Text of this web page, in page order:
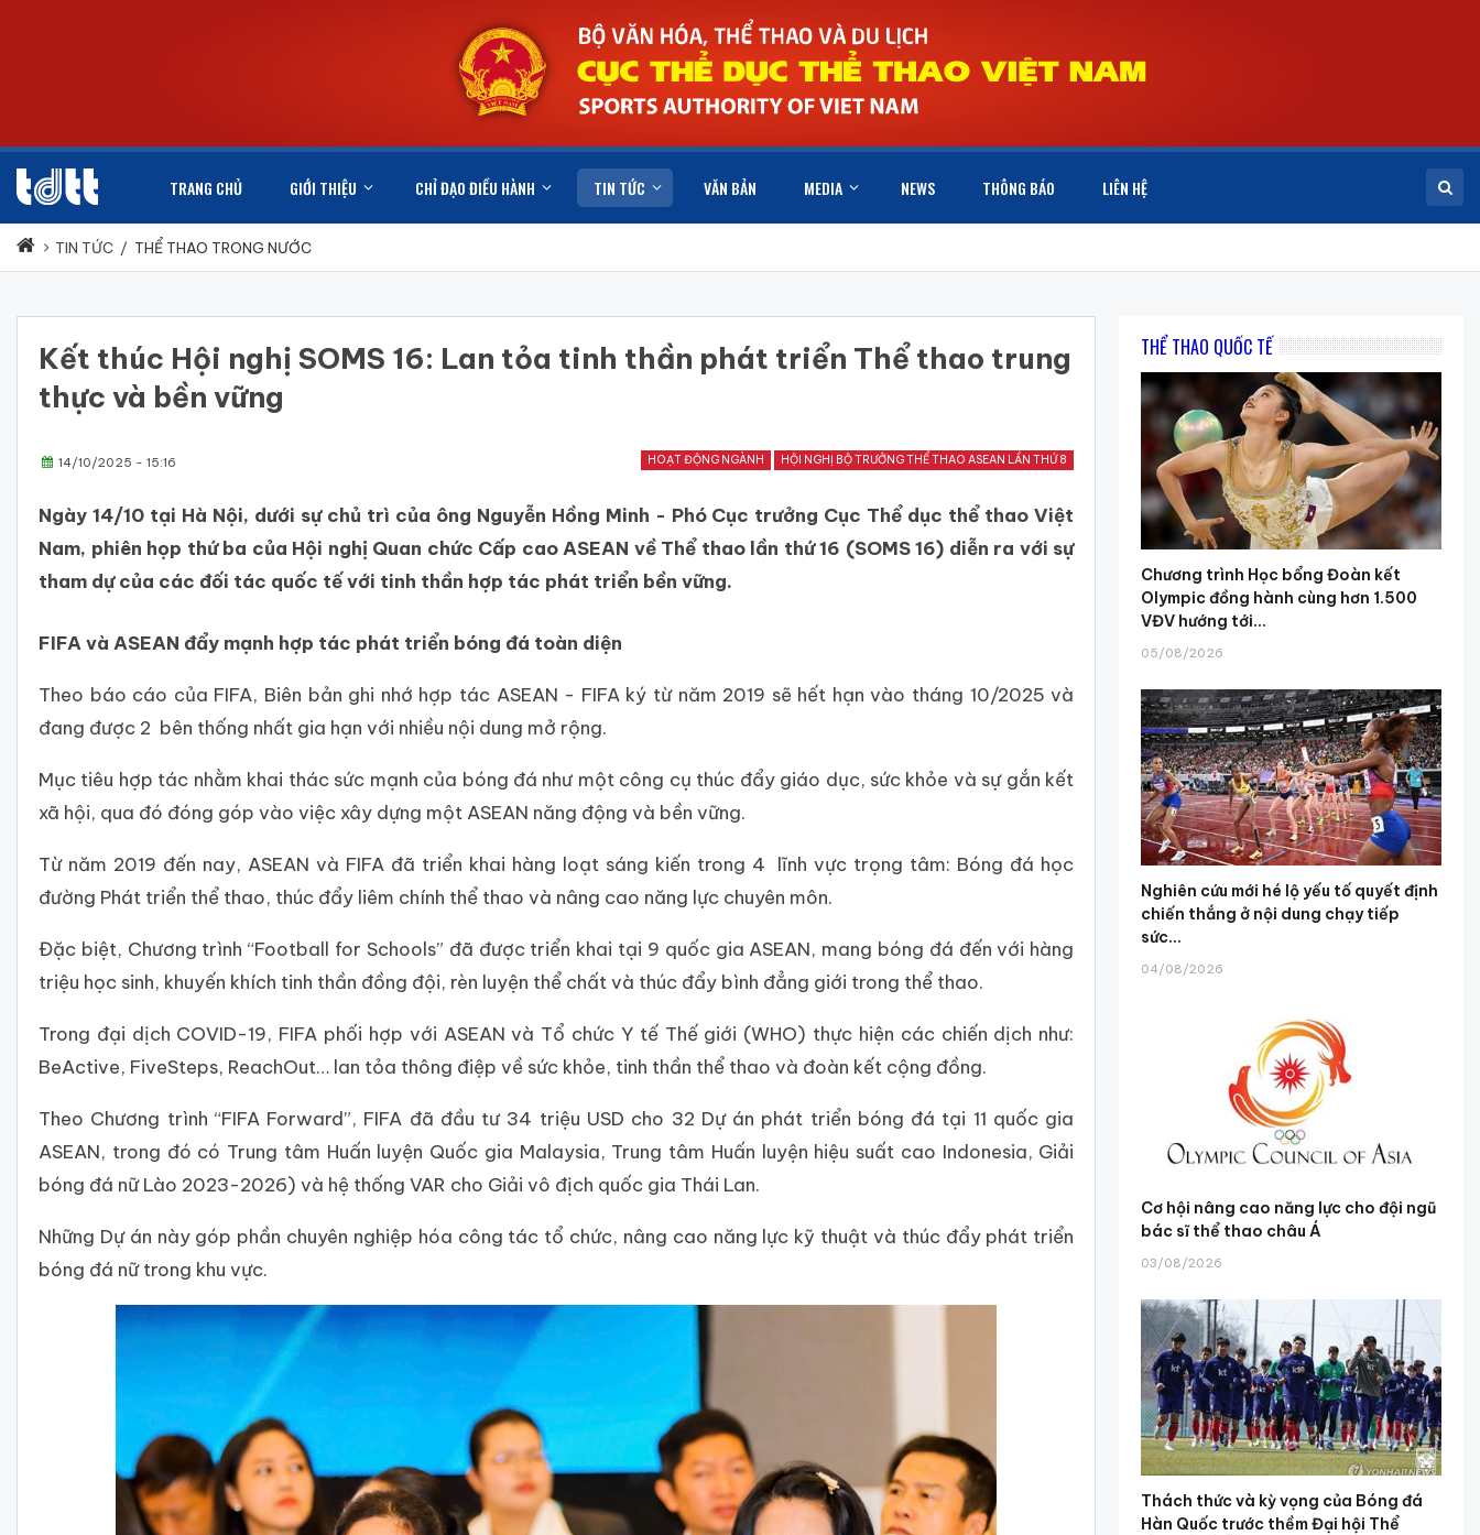
TRANG CHỦ GIỚI THIỆU CHỈ ĐẠO ĐIỀU HÀNH TIN TỨC VĂN BẢN MEDIA NEWS THÔNG BÁO LIÊN HỆ
TIN TỨC / THỂ THAO TRONG NƯỚC
Kết thúc Hội nghị SOMS 16: Lan tỏa tinh thần phát triển Thể thao trung
thực và bền vững
HOẠT ĐỘNG NGÀNH HỘI NGHỊ BỘ TRƯỞNG THỂ THAO ASEAN LẦN THỨ 8
14/10/2025 - 15:16
Ngày 14/10 tại Hà Nội, dưới sự chủ trì của ông Nguyễn Hồng Minh - Phó Cục trưởng Cục Thể dục thể thao Việt
Nam, phiên họp thứ ba của Hội nghị Quan chức Cấp cao ASEAN về Thể thao lần thứ 16 (SOMS 16) diễn ra với sự
tham dự của các đối tác quốc tế với tinh thần hợp tác phát triển bền vững.
FIFA và ASEAN đẩy mạnh hợp tác phát triển bóng đá toàn diện
Theo báo cáo của FIFA, Biên bản ghi nhớ hợp tác ASEAN - FIFA ký từ năm 2019 sẽ hết hạn vào tháng 10/2025 và
đang được 2 bên thống nhất gia hạn với nhiều nội dung mở rộng.
Mục tiêu hợp tác nhằm khai thác sức mạnh của bóng đá như một công cụ thúc đẩy giáo dục, sức khỏe và sự gắn kết
xã hội, qua đó đóng góp vào việc xây dựng một ASEAN năng động và bền vững.
Từ năm 2019 đến nay, ASEAN và FIFA đã triển khai hàng loạt sáng kiến trong 4 lĩnh vực trọng tâm: Bóng đá học
đường Phát triển thể thao, thúc đẩy liêm chính thể thao và nâng cao năng lực chuyên môn.
Đặc biệt, Chương trình “Football for Schools” đã được triển khai tại 9 quốc gia ASEAN, mang bóng đá đến với hàng
triệu học sinh, khuyến khích tinh thần đồng đội, rèn luyện thể chất và thúc đẩy bình đẳng giới trong thể thao.
Trong đại dịch COVID-19, FIFA phối hợp với ASEAN và Tổ chức Y tế Thế giới (WHO) thực hiện các chiến dịch như:
BeActive, FiveSteps, ReachOut… lan tỏa thông điệp về sức khỏe, tinh thần thể thao và đoàn kết cộng đồng.
Theo Chương trình “FIFA Forward”, FIFA đã đầu tư 34 triệu USD cho 32 Dự án phát triển bóng đá tại 11 quốc gia
ASEAN, trong đó có Trung tâm Huấn luyện Quốc gia Malaysia, Trung tâm Huấn luyện hiệu suất cao Indonesia, Giải
bóng đá nữ Lào 2023-2026) và hệ thống VAR cho Giải vô địch quốc gia Thái Lan.
Những Dự án này góp phần chuyên nghiệp hóa công tác tổ chức, nâng cao năng lực kỹ thuật và thúc đẩy phát triển
bóng đá nữ trong khu vực.
THỂ THAO QUỐC TẾ
Chương trình Học bổng Đoàn kết
Olympic đồng hành cùng hơn 1.500
VĐV hướng tới...
05/08/2026
Nghiên cứu mới hé lộ yếu tố quyết định
chiến thắng ở nội dung chạy tiếp
sức...
04/08/2026
Cơ hội nâng cao năng lực cho đội ngũ
bác sĩ thể thao châu Á
03/08/2026
Thách thức và kỳ vọng của Bóng đá
Hàn Quốc trước thềm Đại hội Thể